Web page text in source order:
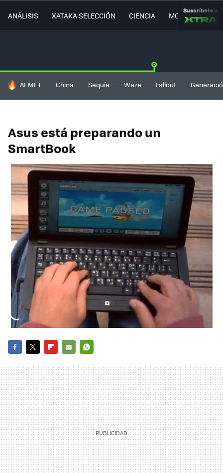
ANÁLISIS XATAKA SELECCIÓN CIENCIA MOVILIDAD
Suscríbete a
HOY SE HABLA DE
AEMET China Sequía Waze Fallout
Asus está preparando un
SmartBook
MAIL